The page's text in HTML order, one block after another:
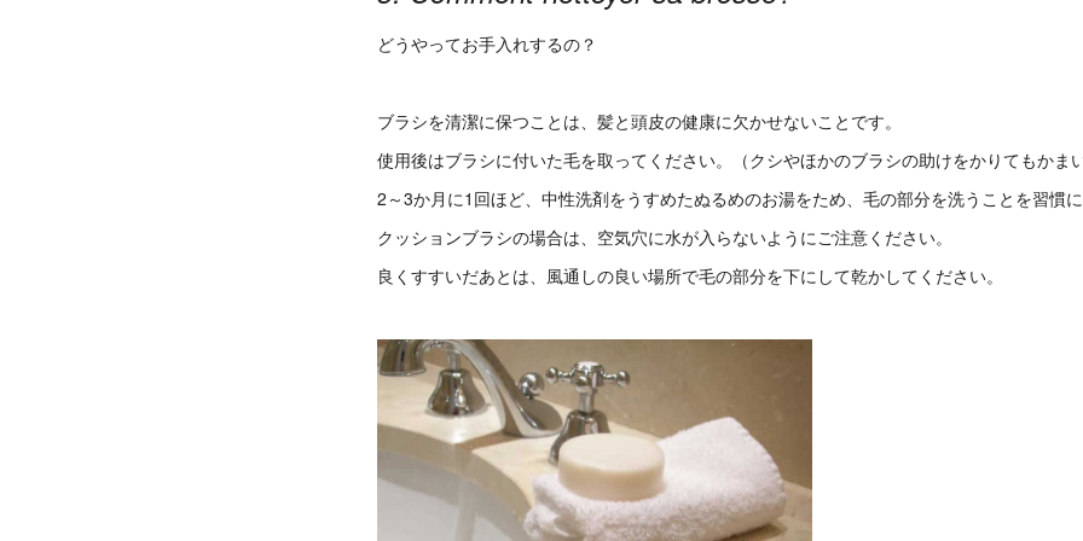
どうやってお手入れするの？
ブラシを清潔に保つことは、髪と頭皮の健康に欠かせないことです。
使用後はブラシに付いた毛を取ってください。（クシやほかのブラシの助けをかりてもかま
2～3か月に1回ほど、中性洗剤をうすめたぬるめのお湯をため、毛の部分を洗うことを習慣に
クッションブラシの場合は、空気穴に水が入らないようにご注意ください。
良くすすいだあとは、風通しの良い場所で毛の部分を下にして乾かしてください。